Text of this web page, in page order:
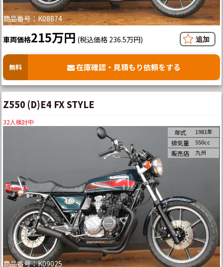
商品番号：K08874
車両価格215万円 (税込価格 236.5万円)
無料 在庫確認・見積もり依頼をする
Z550 (D)E4 FX STYLE
32人検討中
商品番号：K09025
年式 1981年
排気量 550cc
販売店 九州